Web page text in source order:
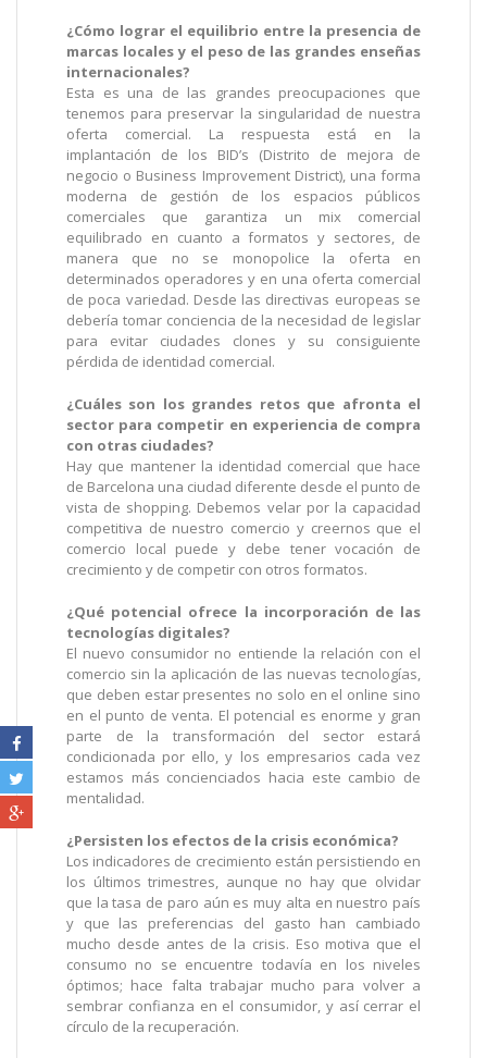
¿Cómo lograr el equilibrio entre la presencia de
marcas locales y el peso de las grandes enseñas
internacionales?
Esta es una de las grandes preocupaciones que
tenemos para preservar la singularidad de nuestra
oferta comercial. La respuesta está en la
implantación de los BID’s (Distrito de mejora de
negocio o Business Improvement District), una forma
moderna de gestión de los espacios públicos
comerciales que garantiza un mix comercial
equilibrado en cuanto a formatos y sectores, de
manera que no se monopolice la oferta en
determinados operadores y en una oferta comercial
de poca variedad. Desde las directivas europeas se
debería tomar conciencia de la necesidad de legislar
para evitar ciudades clones y su consiguiente
pérdida de identidad comercial.
¿Cuáles son los grandes retos que afronta el
sector para competir en experiencia de compra
con otras ciudades?
Hay que mantener la identidad comercial que hace
de Barcelona una ciudad diferente desde el punto de
vista de shopping. Debemos velar por la capacidad
competitiva de nuestro comercio y creernos que el
comercio local puede y debe tener vocación de
crecimiento y de competir con otros formatos.
¿Qué potencial ofrece la incorporación de las
tecnologías digitales?
El nuevo consumidor no entiende la relación con el
comercio sin la aplicación de las nuevas tecnologías,
que deben estar presentes no solo en el online sino
en el punto de venta. El potencial es enorme y gran
parte de la transformación del sector estará
condicionada por ello, y los empresarios cada vez
estamos más concienciados hacia este cambio de
mentalidad.
¿Persisten los efectos de la crisis económica?
Los indicadores de crecimiento están persistiendo en
los últimos trimestres, aunque no hay que olvidar
que la tasa de paro aún es muy alta en nuestro país
y que las preferencias del gasto han cambiado
mucho desde antes de la crisis. Eso motiva que el
consumo no se encuentre todavía en los niveles
óptimos; hace falta trabajar mucho para volver a
sembrar confianza en el consumidor, y así cerrar el
círculo de la recuperación.